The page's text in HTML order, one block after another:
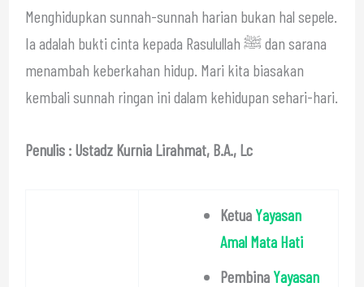
Menghidupkan sunnah-sunnah harian bukan hal sepele.
Ia adalah bukti cinta kepada Rasulullah ﷺ dan sarana
menambah keberkahan hidup. Mari kita biasakan
kembali sunnah ringan ini dalam kehidupan sehari-hari.
Penulis : Ustadz Kurnia Lirahmat, B.A., Lc
Ketua Yayasan
Amal Mata Hati
Pembina Yayasan